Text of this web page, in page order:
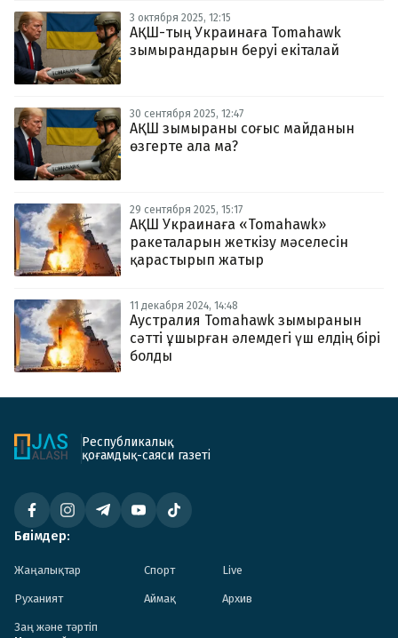
3 октября 2025, 12:15
АҚШ-тың Украинаға Tomahawk
зымырандарын беруі екіталай
30 сентября 2025, 12:47
АҚШ зымыраны соғыс майданын
өзгерте ала ма?
29 сентября 2025, 15:17
АҚШ Украинаға «Tomahawk»
ракеталарын жеткізу мәселесін
қарастырып жатыр
11 декабря 2024, 14:48
Аустралия Tomahawk зымыранын
сәтті ұшырған әлемдегі үш елдің бірі
болды
Республикалық
қоғамдық-саяси газеті
Бөлімдер:
Жаңалықтар Спорт Live
Руханият Аймақ Архив
Заң және тәртіп